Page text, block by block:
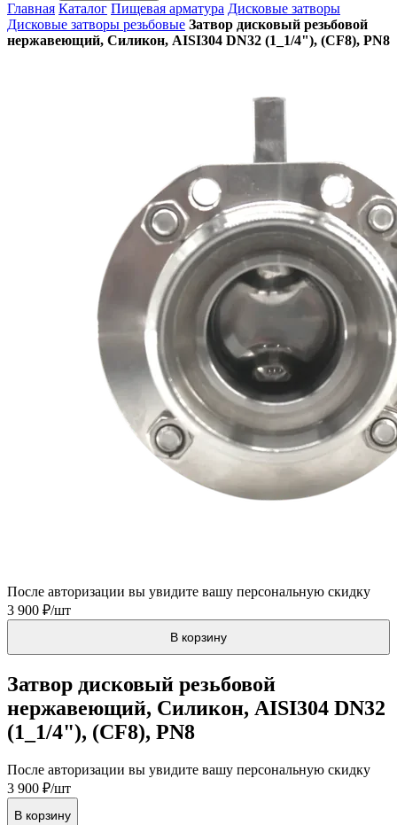
Главная Каталог Пищевая арматура Дисковые затворы
Дисковые затворы резьбовые Затвор дисковый резьбовой
нержавеющий, Силикон, AISI304 DN32 (1_1/4"), (CF8), PN8
После авторизации вы увидите вашу персональную скидку
3 900 ₽/шт
В корзину
Затвор дисковый резьбовой
нержавеющий, Силикон, AISI304 DN32
(1_1/4"), (CF8), PN8
После авторизации вы увидите вашу персональную скидку
3 900 ₽/шт
В корзину